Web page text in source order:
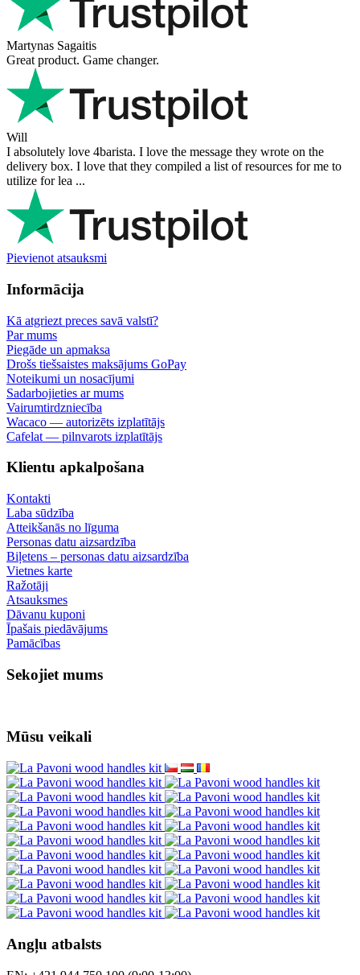
Martynas Sagaitis
Great product. Game changer.
Will
I absolutely love 4barista. I love the message they wrote on the
delivery box. I love that they compiled a list of resources for me to
utilize for lea ...
Pievienot atsauksmi
Informācija
Kā atgriezt preces savā valstī?
Par mums
Piegāde un apmaksa
Drošs tiešsaistes maksājums GoPay
Noteikumi un nosacījumi
Sadarbojieties ar mums
Vairumtirdzniecība
Wacaco — autorizēts izplatītājs
Cafelat — pilnvarots izplatītājs
Klientu apkalpošana
Kontakti
Laba sūdzība
Atteikšanās no līguma
Personas datu aizsardzība
Biļetens – personas datu aizsardzība
Vietnes karte
Ražotāji
Atsauksmes
Dāvanu kuponi
Īpašais piedāvājums
Pamācības
Sekojiet mums
Mūsu veikali
Angļu atbalsts